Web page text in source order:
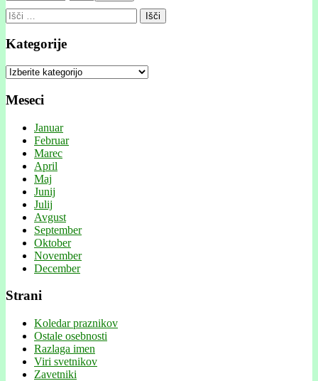
Išči:
Kategorije
Kategorije
Meseci
Januar
Februar
Marec
April
Maj
Junij
Julij
Avgust
September
Oktober
November
December
Strani
Koledar praznikov
Ostale osebnosti
Razlaga imen
Viri svetnikov
Zavetniki